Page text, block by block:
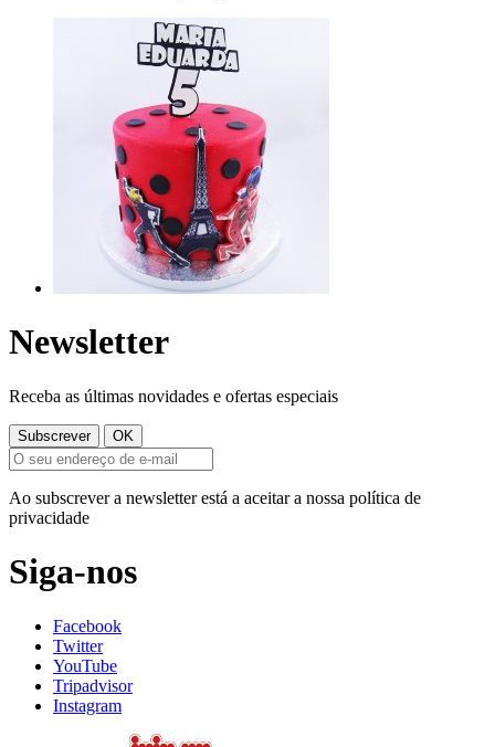
Newsletter
Receba as últimas novidades e ofertas especiais
Ao subscrever a newsletter está a aceitar a nossa política de
privacidade
Siga-nos
Facebook
Twitter
YouTube
Tripadvisor
Instagram